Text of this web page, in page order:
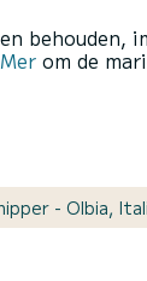
behouden,
om de
- Olbia,